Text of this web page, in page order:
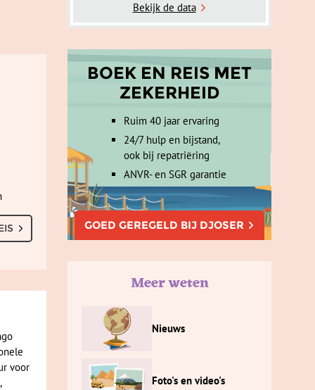
voor
BOEK EN REIS MET
ZEKERHEID
Ruim 40 jaar ervaring
24/7 hulp en bijstand,
ook bij repatriëring
ANVR- en SGR garantie
GOED GEREGELD BIJ DJOSER
Bekijk de data
Meer weten
Nieuws
Foto's en video's